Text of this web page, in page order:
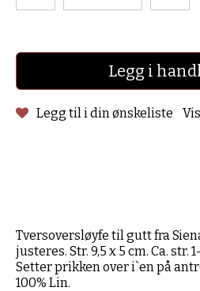
Legg i
Legg til i din ønskeliste
Tversoversløyfe til gutt fra
justeres. Str. 9,5 x 5 cm. Ca. str.
Setter prikken over i`en på
100% Lin.